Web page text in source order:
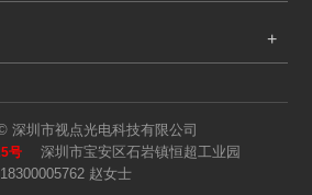
语言
深圳市视点光电科技有限公司
号
深圳市宝安区石岩镇恒超工业园
18300005762 赵女士